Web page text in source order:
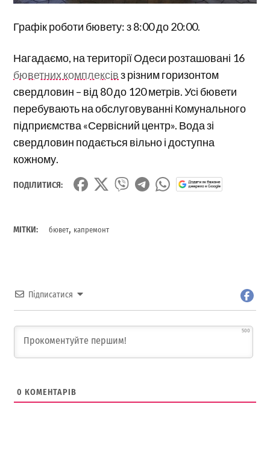
Графік роботи бювету: з 8:00 до 20:00.
Нагадаємо, на території Одеси розташовані 16
бюветних комплексівз різним горизонтом
свердловин – від 80 до 120 метрів. Усі бювети
перебувають на обслуговуванні Комунального
підприємства «Сервісний центр». Вода зі
свердловин подається вільно і доступна
кожному.
ПОДІЛИТИСЯ:
МІТКИ: бювет, капремонт
Підписатися
500
0 КОМЕНТАРІВ